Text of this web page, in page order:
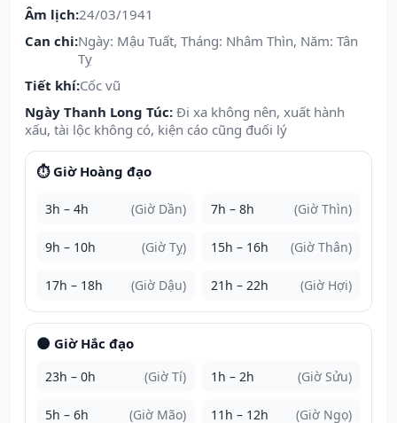
Âm lịch:24/03/1941
Can chi:Ngày: Mậu Tuất, Tháng: Nhâm Thìn, Năm: Tân
Tỵ
Tiết khí:Cốc vũ
Ngày Thanh Long Túc: Đi xa không nên, xuất hành
xấu, tài lộc không có, kiện cáo cũng đuối lý
⏱️ Giờ Hoàng đạo
3h – 4h (Giờ Dần) 7h – 8h (Giờ Thìn)
9h – 10h (Giờ Tỵ) 15h – 16h (Giờ Thân)
17h – 18h (Giờ Dậu) 21h – 22h (Giờ Hợi)
🌑 Giờ Hắc đạo
23h – 0h (Giờ Tí) 1h – 2h (Giờ Sửu)
5h – 6h (Giờ Mão) 11h – 12h (Giờ Ngọ)